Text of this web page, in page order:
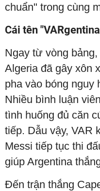
chuẩn" trong cùng
Cái tên
Ngay từ vòng
Algeria đã gây xôn
pha vào bóng
Nhiều bình luận
tình huống đủ căn
tiếp. Dẫu vậy, VAR
Messi tiếp tục thi
giúp Argentina
Đến trận thắng